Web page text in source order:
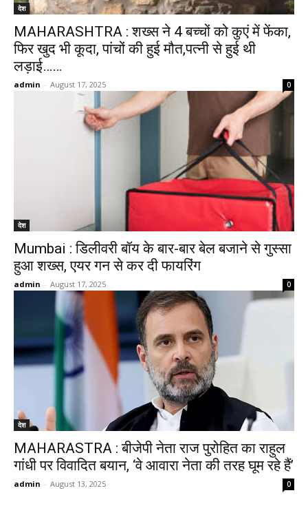
देश
MAHARASHTRA : शख्स ने 4 बच्चों को कुएं में फेंका,
फिर खुद भी कूदा, पांचों की हुई मौत,पत्नी से हुई थी
लड़ाई……
admin - August 17, 2025 0
देश
Mumbai : डिलीवरी बॉय के बार-बार बेल बजाने से गुस्सा
हुआ शख्स, एयर गन से कर दी फायरिंग
admin - August 17, 2025 0
देश
MAHARASTRA : बीजेपी नेता राज पुरोहित का राहुल
गांधी पर विवादित बयान, ‘वे आवारा नेता की तरह घूम रहे हैं’
admin - August 13, 2025 0